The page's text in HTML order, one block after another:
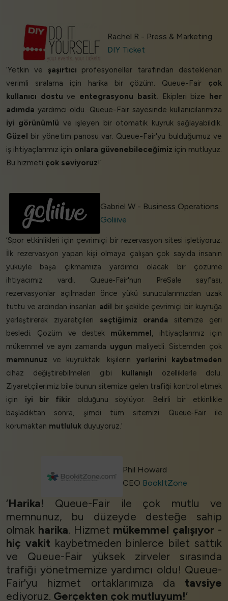
Rachel R - Press & Marketing
DIY Ticket
‘Yetkin ve şaşırtıcı profesyoneller tarafından desteklenen
verimli sıralama için harika bir çözüm. Queue-Fair çok
kullanıcı dostu ve entegrasyonu basit. Ekipleri bize her
adımda yardımcı oldu. Queue-Fair sayesinde kullanıcılarımıza
iyi görünümlü ve işleyen bir otomatik kuyruk sağlayabildik.
Güzel bir yönetim panosu var. Queue-Fair'yu bulduğumuz ve
iş ihtiyaçlarımız için onlara güvenebileceğimiz için mutluyuz.
Bu hizmeti çok seviyoruz!’
Gabriel W - Business Operations
Goliiive
‘Spor etkinlikleri için çevrimiçi bir rezervasyon sitesi işletiyoruz.
İlk rezervasyon yapan kişi olmaya çalışan çok sayıda insanın
yüküyle başa çıkmamıza yardımcı olacak bir çözüme
ihtiyacımız vardı. Queue-Fair'nun PreSale sayfası,
rezervasyonlar açılmadan önce yükü sunucularımızdan uzak
tuttu ve ardından insanları adil bir şekilde çevrimiçi bir kuyruğa
yerleştirerek ziyaretçileri seçtiğimiz oranda sitemize geri
besledi. Çözüm ve destek mükemmel, ihtiyaçlarımız için
mükemmel ve aynı zamanda uygun maliyetli. Sistemden çok
memnunuz ve kuyruktaki kişilerin yerlerini kaybetmeden
cihaz değiştirebilmeleri gibi kullanışlı özelliklerle dolu.
Ziyaretçilerimiz bile bunun sitemize gelen trafiği kontrol etmek
için iyi bir fikirolduğunu söylüyor. Belirli bir etkinlikle
başladıktan sonra, şimdi tüm sitemizi Queue-Fair ile
korumaktan mutluluk duyuyoruz.’
Phil Howard
CEO BookItZone
‘Harika! Queue-Fair ile çok mutlu ve
memnunuz, bu düzeyde desteğe sahip
olmak harika. Hizmet mükemmel çalışıyor -
hiç vakit kaybetmeden binlerce bilet sattık
ve Queue-Fair yüksek zirveler sırasında
trafiği yönetmemize yardımcı oldu! Queue-
Fair'yu hizmet ortaklarımıza da tavsiye
ediyoruz. Gerçekten çok mutluyum!’